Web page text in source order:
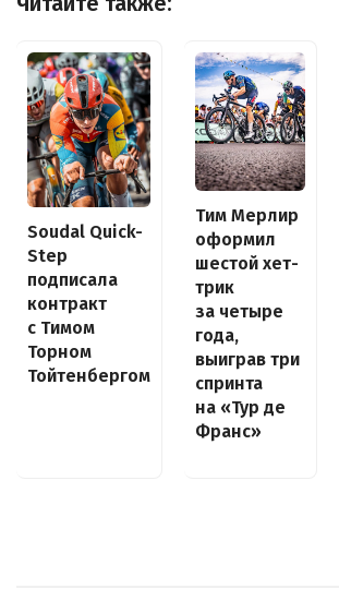
Soudal Quick-
Step
подписала
контракт
с Тимом
Торном
Тойтенбергом
Тим Мерлир
оформил
шестой хет-
трик
за четыре
года,
выиграв три
спринта
на «Тур де
Франс»